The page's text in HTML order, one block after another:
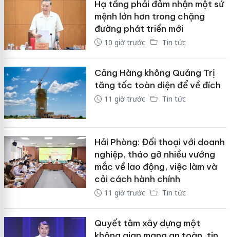
Hạ tầng phải đảm nhận một sứ
mệnh lớn hơn trong chặng
đường phát triển mới
10 giờ trước Tin tức
Cảng Hàng không Quảng Trị
tăng tốc toàn diện để về đích
11 giờ trước Tin tức
Hải Phòng: Đối thoại với doanh
nghiệp, tháo gỡ nhiều vướng
mắc về lao động, việc làm và
cải cách hành chính
11 giờ trước Tin tức
Quyết tâm xây dựng một